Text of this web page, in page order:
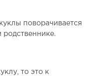
поворачивается
то это к